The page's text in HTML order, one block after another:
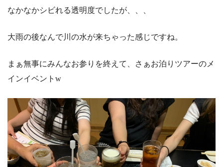
なかなかシビれる透明度でしたが、、、
大雨の後なんで川の水が来ちゃった感じですね。
まぁ無事にみんなお参りを終えて、さぁお泊りツアーのメ
インイベントw